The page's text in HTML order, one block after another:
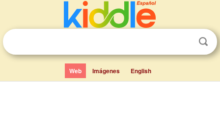
Web Imágenes English